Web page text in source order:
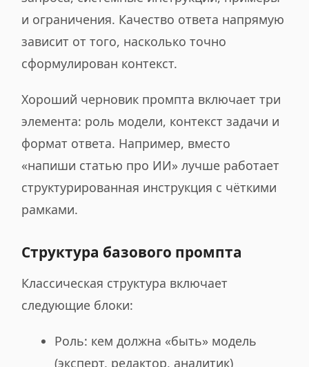
и ограничения. Качество ответа напрямую
зависит от того, насколько точно
сформулирован контекст.
Хороший черновик промпта включает три
элемента: роль модели, контекст задачи и
формат ответа. Например, вместо
«напиши статью про ИИ» лучше работает
структурированная инструкция с чёткими
рамками.
Структура базового промпта
Классическая структура включает
следующие блоки:
Роль: кем должна «быть» модель
(эксперт, редактор, аналитик)